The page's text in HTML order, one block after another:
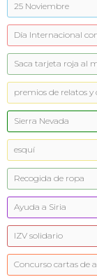
25 Noviembre
Día Internacional
Saca tarjeta roja al
premios de relatos
Sierra Nevada
esquí
Recogida de ropa
Ayuda a Siria
IZV solidario
Concurso cartas de